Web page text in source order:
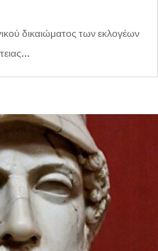
δικαιώματος των εκλογέων